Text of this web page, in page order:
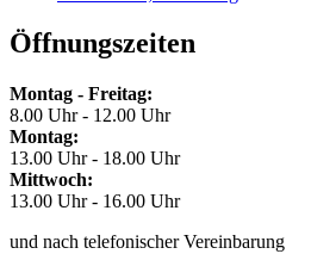
Öffnungszeiten
Montag - Freitag:
8.00 Uhr - 12.00 Uhr
Montag:
13.00 Uhr - 18.00 Uhr
Mittwoch:
13.00 Uhr - 16.00 Uhr
und nach telefonischer Vereinbarung